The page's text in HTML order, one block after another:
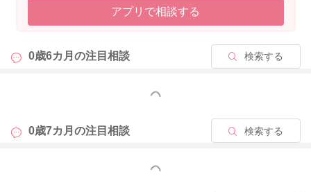
アプリで相談する
0歳6カ月の注目相談 検索する
もっと見る
0歳7カ月の注目相談 検索する
もっと見る